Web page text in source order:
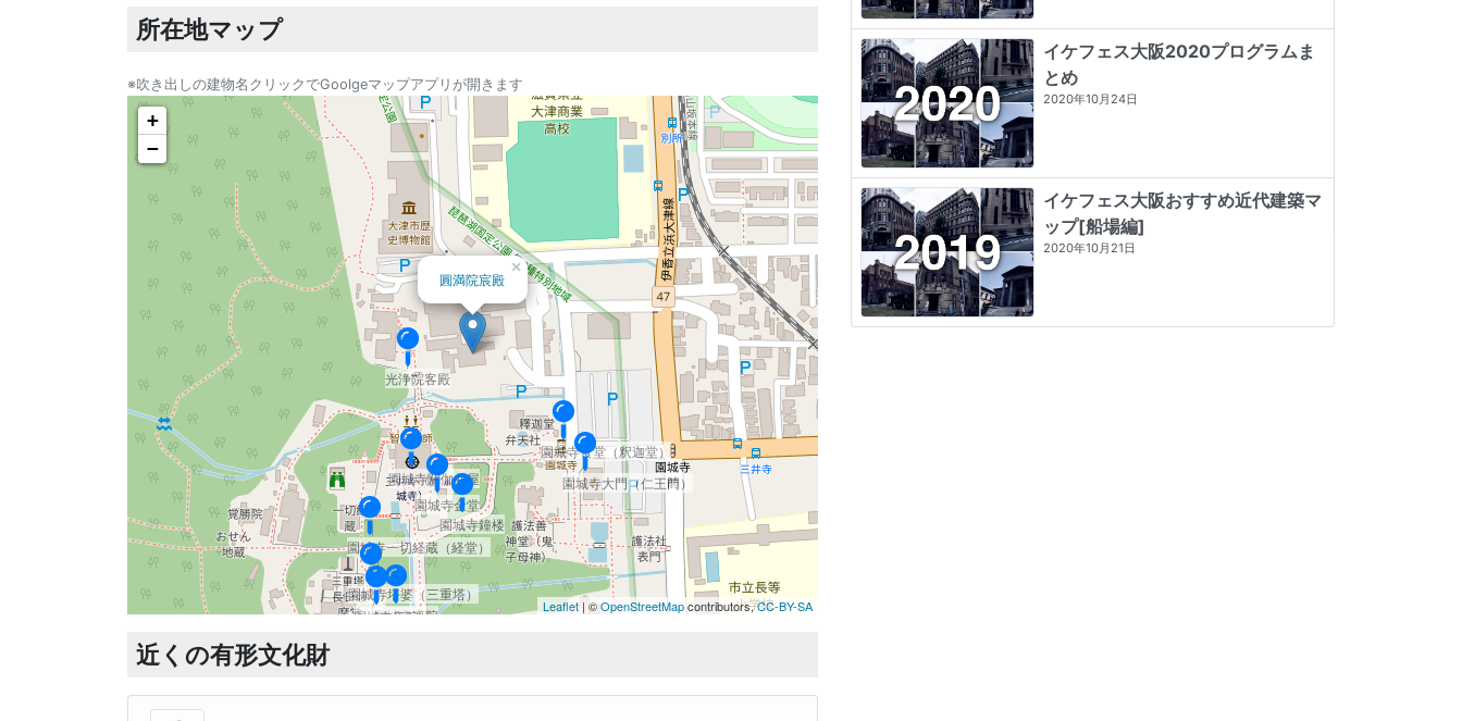
所在地マップ
※吹き出しの建物名クリックでGoolgeマップアプリが開きます
園城寺食堂（釈迦堂）
光浄院客殿
園城寺鐘楼
園城寺金堂
園城寺閼伽井屋 園城寺大門（仁王門）
園城寺一切経蔵（経堂）
園城寺唐院
園城寺塔婆（三重塔）
園城寺唐院
圓満院宸殿
×
+
−
Leaflet | ©OpenStreetMapcontributors,CC-BY-SA
近くの有形文化財
イケフェス大阪2020プログラムま
とめ
2020年10月24日
イケフェス大阪おすすめ近代建築マ
ップ[船場編]
2020年10月21日